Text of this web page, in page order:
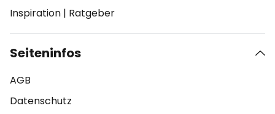
Inspiration | Ratgeber
Seiteninfos
AGB
Datenschutz